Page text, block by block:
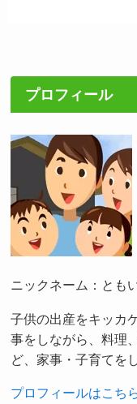
プロフィール
ニックネーム：とも
子供の出産をキッカ
事をしながら、料理
ど、家事・子育てを
プロフィールはこち